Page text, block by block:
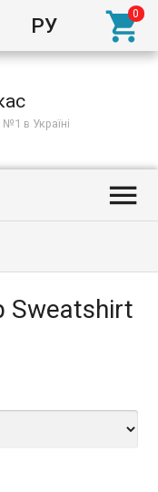
РУ 
в Україні

Sweatshirt